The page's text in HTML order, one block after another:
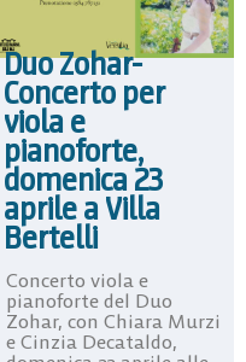
Duo Zohar-
Concerto per
viola e
pianoforte,
domenica 23
aprile a Villa
Bertelli
Concerto viola e
pianoforte del Duo
Zohar, con Chiara Murzi
e Cinzia Decataldo,